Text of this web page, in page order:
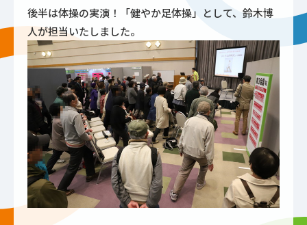
後半は体操の実演！「健やか足体操」として、鈴木博
人が担当いたしました。